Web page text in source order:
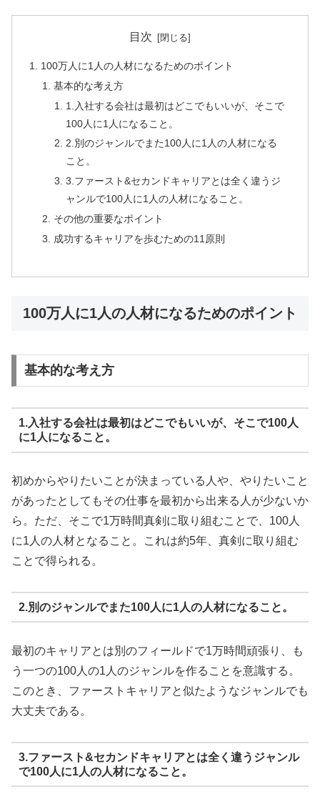
目次
100万人に1人の人材になるためのポイント
基本的な考え方
1.入社する会社は最初はどこでもいいが、そこで
100人に1人になること。
2.別のジャンルでまた100人に1人の人材になる
こと。
3.ファースト&セカンドキャリアとは全く違うジ
ャンルで100人に1人の人材になること。
その他の重要なポイント
成功するキャリアを歩むための11原則
100万人に1人の人材になるためのポイント
基本的な考え方
1.入社する会社は最初はどこでもいいが、そこで100人
に1人になること。
初めからやりたいことが決まっている人や、やりたいこと
があったとしてもその仕事を最初から出来る人が少ないか
ら。ただ、そこで1万時間真剣に取り組むことで、100人
に1人の人材となること。これは約5年、真剣に取り組む
ことで得られる。
2.別のジャンルでまた100人に1人の人材になること。
最初のキャリアとは別のフィールドで1万時間頑張り、も
う一つの100人の1人のジャンルを作ることを意識する。
このとき、ファーストキャリアと似たようなジャンルでも
大丈夫である。
3.ファースト&セカンドキャリアとは全く違うジャンル
で100人に1人の人材になること。